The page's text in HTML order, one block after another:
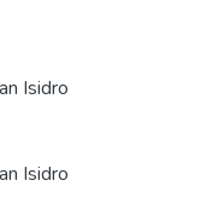
Isidro
Isidro